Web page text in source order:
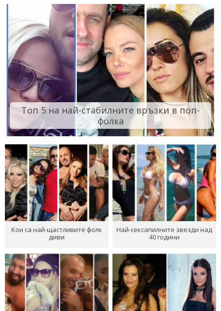
Топ 5 на най-стабилните връзки в поп-
фолка
Кои са най-щастливите фолк
диви
Най-сексапилните звезди над
40 години